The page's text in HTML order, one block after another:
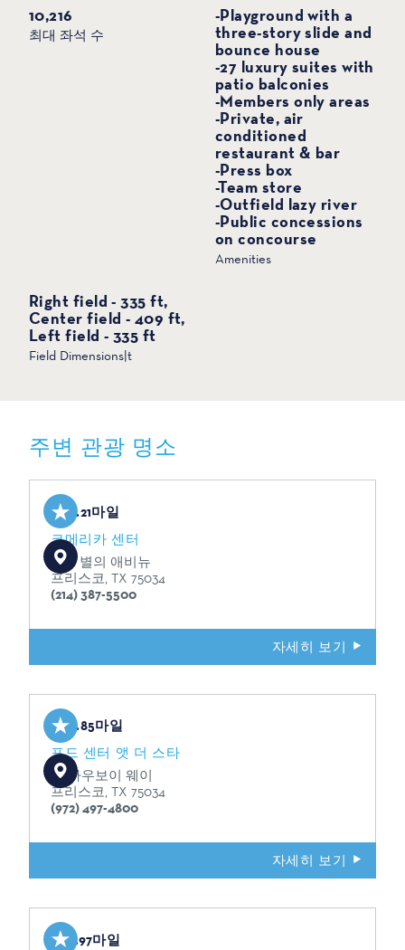
스포츠
최대 좌석 수
10,216
Amenities
-Playground with a
three-story slide and
bounce house
-27 luxury suites with
patio balconies
-Members only areas
-Private, air
conditioned
restaurant & bar
-Press box
-Team store
-Outfield lazy river
-Public concessions
on concourse
Field Dimensions|t
Right field - 335 ft,
Center field - 409 ft,
Left field - 335 ft
주변 관광 명소
0.21마일
코메리카 센터
2601 별의 애비뉴
프리스코, TX 75034
(214) 387-5500
자세히 보기
0.85마일
포드 센터 앳 더 스타
원 카우보이 웨이
프리스코, TX 75034
(972) 497-4800
자세히 보기
3.97마일